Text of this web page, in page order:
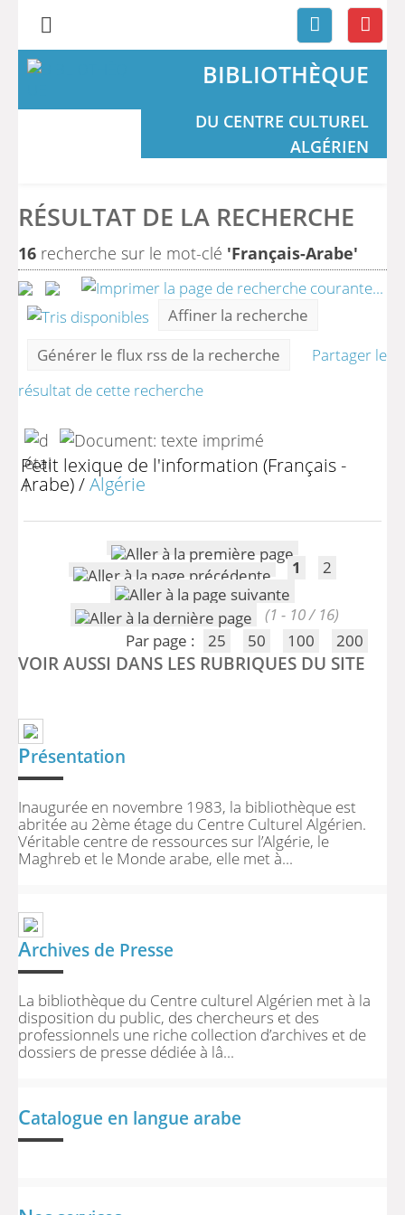
BIBLIOTHÈQUE
DU CENTRE CULTUREL
ALGÉRIEN
RÉSULTAT DE LA RECHERCHE
16 recherche sur le mot-clé 'Français-Arabe'
Affiner la recherche
Générer le flux rss de la recherche
Partager le
résultat de cette recherche
Petit lexique de l'information (Français -
Arabe)/Algérie
1 2
(1 - 10 / 16)
Par page :
25 50 100 200
VOIR AUSSI DANS LES RUBRIQUES DU SITE
Présentation
Inaugurée en novembre 1983, la bibliothèque est
abritée au 2ème étage du Centre Culturel Algérien.
Véritable centre de ressources sur l’Algérie, le
Maghreb et le Monde arabe, elle met à...
Archives de Presse
La bibliothèque du Centre culturel Algérien met à la
disposition du public, des chercheurs et des
professionnels une riche collection d’archives et de
dossiers de presse dédiée à lâ...
Catalogue en langue arabe